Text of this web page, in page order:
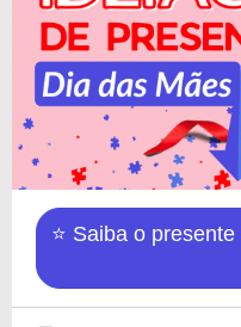
⭐ Saiba o